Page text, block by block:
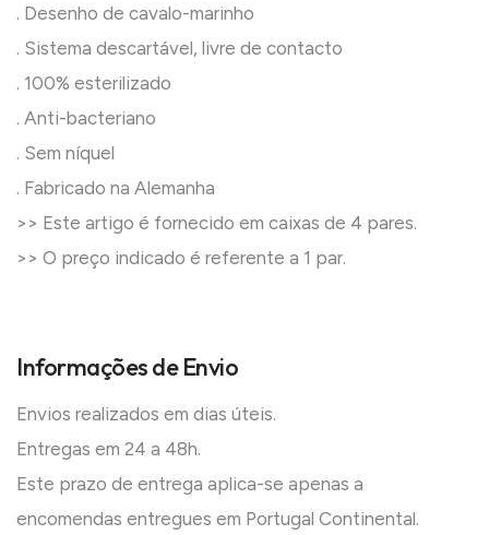
. Desenho de cavalo-marinho
. Sistema descartável, livre de contacto
. 100% esterilizado
. Anti-bacteriano
. Sem níquel
. Fabricado na Alemanha
>> Este artigo é fornecido em caixas de 4 pares.
>> O preço indicado é referente a 1 par.
Informações de Envio
Envios realizados em dias úteis.
Entregas em 24 a 48h.
Este prazo de entrega aplica-se apenas a
encomendas entregues em Portugal Continental.